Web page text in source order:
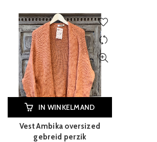
IN WINKELMAND
Vest Ambika oversized
gebreid perzik